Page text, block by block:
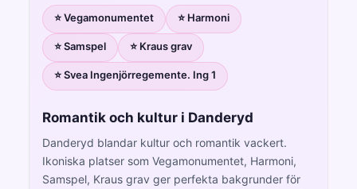
⭐ Vegamonumentet ⭐ Harmoni
⭐ Samspel ⭐ Kraus grav
⭐ Svea Ingenjörregemente. Ing 1
Romantik och kultur i Danderyd
Danderyd blandar kultur och romantik vackert.
Ikoniska platser som Vegamonumentet, Harmoni,
Samspel, Kraus grav ger perfekta bakgrunder för